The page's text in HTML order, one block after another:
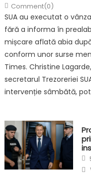
Comment(0)
SUA au executat o
fără a informa în
mișcare aflată abia
conform unor surse
Times. Christine
secretarul Trezoreriei
intervenție sâmbătă,